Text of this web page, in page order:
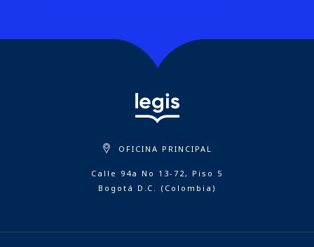
OFICINA PRINCIPAL
Calle 94a No 13-72, Piso 5
Bogotá D.C. (Colombia)